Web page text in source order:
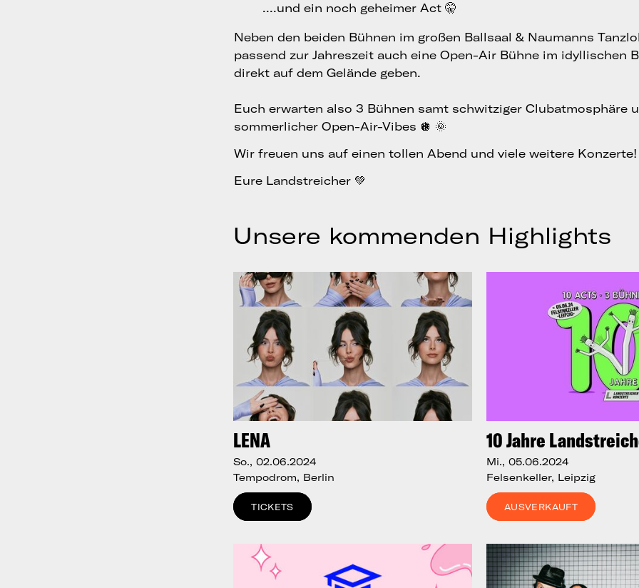
....und ein noch geheimer Act 🤫
Neben den beiden Bühnen im großen Ballsaal & Naumanns
passend zur Jahreszeit auch eine Open-Air Bühne im idyllischen
direkt auf dem Gelände geben.
Euch erwarten also 3 Bühnen samt schwitziger Clubatmosphäre
sommerlicher Open-Air-Vibes 🪩 🌞
Wir freuen uns auf einen tollen Abend und viele weitere Konzerte!
Eure Landstreicher 💚
Unsere kommenden Highlights
LENA
So., 02.06.2024
Tempodrom, Berlin
TICKETS
10 Jahre
Mi., 05.06.2024
Felsenkeller, Leipzig
AUSVERKAUFT